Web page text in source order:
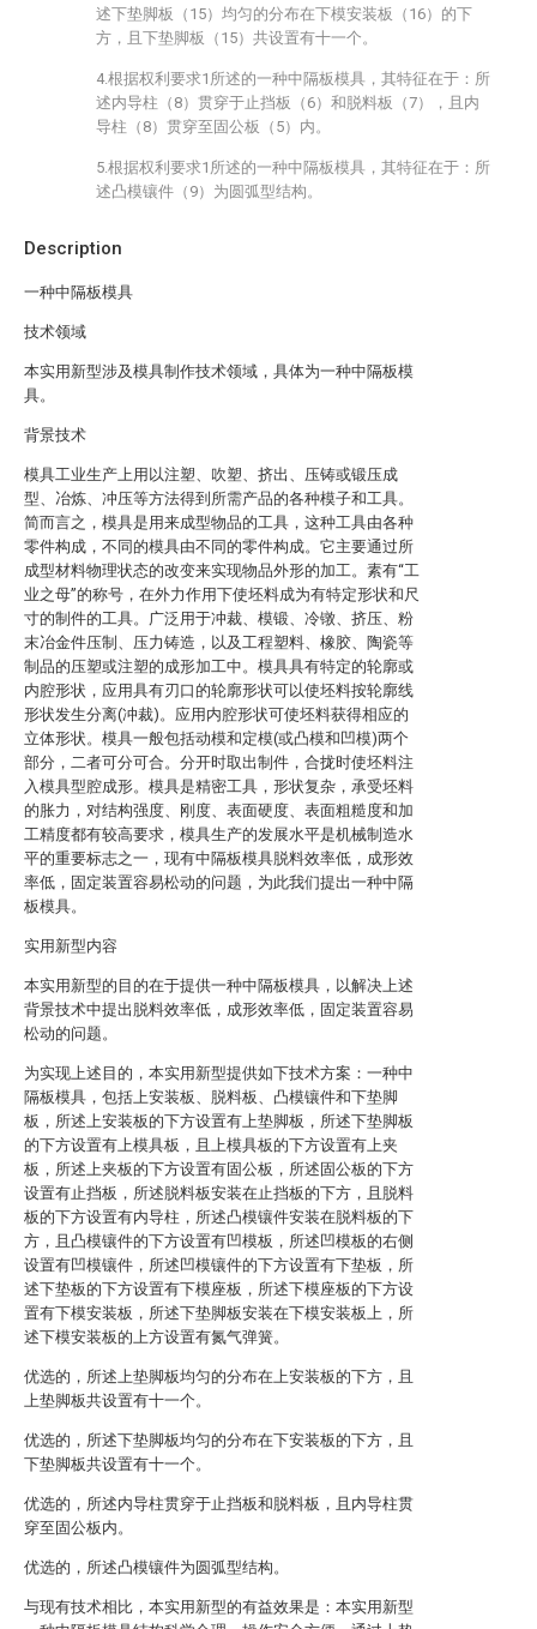
Description
一种中隔板模具
技术领域
本实用新型涉及模具制作技术领域，具体为一种中隔板模
具。
背景技术
模具工业生产上用以注塑、吹塑、挤出、压铸或锻压成
型、冶炼、冲压等方法得到所需产品的各种模子和工具。
简而言之，模具是用来成型物品的工具，这种工具由各种
零件构成，不同的模具由不同的零件构成。它主要通过所
成型材料物理状态的改变来实现物品外形的加工。素有“工
业之母”的称号，在外力作用下使坯料成为有特定形状和尺
寸的制件的工具。广泛用于冲裁、模锻、冷镦、挤压、粉
末冶金件压制、压力铸造，以及工程塑料、橡胶、陶瓷等
制品的压塑或注塑的成形加工中。模具具有特定的轮廓或
内腔形状，应用具有刃口的轮廓形状可以使坯料按轮廓线
形状发生分离(冲裁)。应用内腔形状可使坯料获得相应的
立体形状。模具一般包括动模和定模(或凸模和凹模)两个
部分，二者可分可合。分开时取出制件，合拢时使坯料注
入模具型腔成形。模具是精密工具，形状复杂，承受坯料
的胀力，对结构强度、刚度、表面硬度、表面粗糙度和加
工精度都有较高要求，模具生产的发展水平是机械制造水
平的重要标志之一，现有中隔板模具脱料效率低，成形效
率低，固定装置容易松动的问题，为此我们提出一种中隔
板模具。
实用新型内容
本实用新型的目的在于提供一种中隔板模具，以解决上述
背景技术中提出脱料效率低，成形效率低，固定装置容易
松动的问题。
为实现上述目的，本实用新型提供如下技术方案：一种中
隔板模具，包括上安装板、脱料板、凸模镶件和下垫脚
板，所述上安装板的下方设置有上垫脚板，所述下垫脚板
的下方设置有上模具板，且上模具板的下方设置有上夹
板，所述上夹板的下方设置有固公板，所述固公板的下方
设置有止挡板，所述脱料板安装在止挡板的下方，且脱料
板的下方设置有内导柱，所述凸模镶件安装在脱料板的下
方，且凸模镶件的下方设置有凹模板，所述凹模板的右侧
设置有凹模镶件，所述凹模镶件的下方设置有下垫板，所
述下垫板的下方设置有下模座板，所述下模座板的下方设
置有下模安装板，所述下垫脚板安装在下模安装板上，所
述下模安装板的上方设置有氮气弹簧。
优选的，所述上垫脚板均匀的分布在上安装板的下方，且
上垫脚板共设置有十一个。
优选的，所述下垫脚板均匀的分布在下安装板的下方，且
下垫脚板共设置有十一个。
优选的，所述内导柱贯穿于止挡板和脱料板，且内导柱贯
穿至固公板内。
优选的，所述凸模镶件为圆弧型结构。
与现有技术相比，本实用新型的有益效果是：本实用新型
述下垫脚板（15）均匀的分布在下模安装板（16）的下
方，且下垫脚板（15）共设置有十一个。
4.根据权利要求1所述的一种中隔板模具，其特征在于：所
述内导柱（8）贯穿于止挡板（6）和脱料板（7），且内
导柱（8）贯穿至固公板（5）内。
5.根据权利要求1所述的一种中隔板模具，其特征在于：所
述凸模镶件（9）为圆弧型结构。